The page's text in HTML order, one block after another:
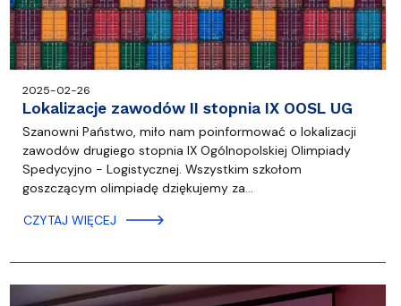
2025-02-26
Lokalizacje zawodów II stopnia IX OOSL UG
Szanowni Państwo, miło nam poinformować o lokalizacji
zawodów drugiego stopnia IX Ogólnopolskiej Olimpiady
Spedycyjno - Logistycznej. Wszystkim szkołom
goszczącym olimpiadę dziękujemy za…
CZYTAJ WIĘCEJ